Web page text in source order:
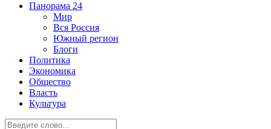
Панорама 24
Мир
Вся Россия
Южный регион
Блоги
Политика
Экономика
Общество
Власть
Культура